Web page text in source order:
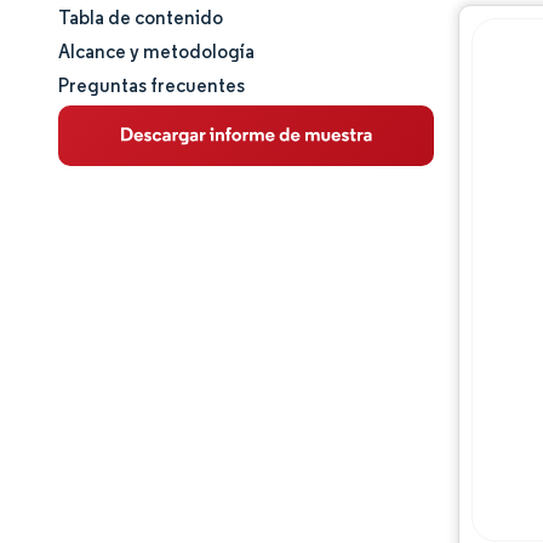
Tamaño y cuota de mercado
Análisis de mercado
Tendencias e ideas
Tabla de contenido
Alcance y metodología
Preguntas frecuentes